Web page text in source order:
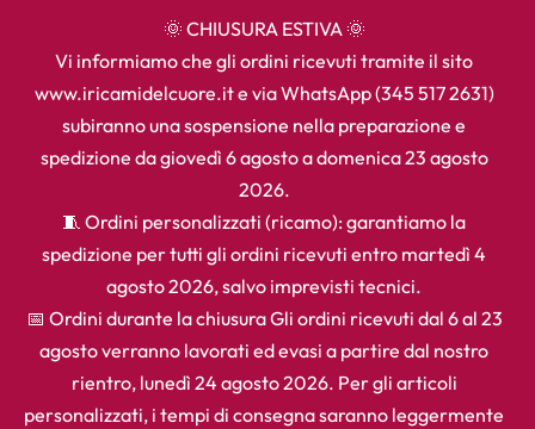
🌞 CHIUSURA ESTIVA 🌞
Vi informiamo che gli ordini ricevuti tramite il sito
www.iricamidelcuore.it e via WhatsApp (345 517 2631)
subiranno una sospensione nella preparazione e
spedizione da giovedì 6 agosto a domenica 23 agosto
2026.
🧵 Ordini personalizzati (ricamo): garantiamo la
spedizione per tutti gli ordini ricevuti entro martedì 4
agosto 2026, salvo imprevisti tecnici.
📅 Ordini durante la chiusura Gli ordini ricevuti dal 6 al 23
agosto verranno lavorati ed evasi a partire dal nostro
rientro, lunedì 24 agosto 2026. Per gli articoli
personalizzati, i tempi di consegna saranno leggermente